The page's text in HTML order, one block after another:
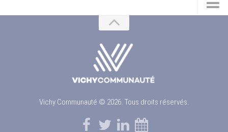
Vichy Communauté © 2026. Tous droits réservés.